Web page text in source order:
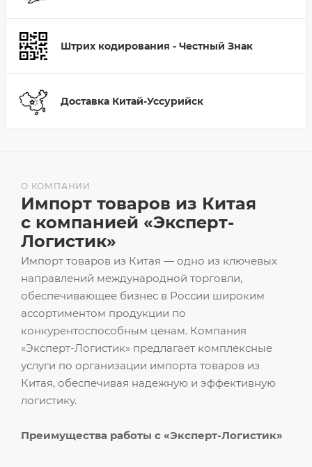
Штрих кодирования - Честный Знак
Доставка Китай-Уссурийск
Импорт товаров из Китая — одно из ключевых
направлений международной торговли,
обеспечивающее бизнес в России широким
ассортиментом продукции по
конкурентоспособным ценам. Компания
«Эксперт-Логистик» предлагает комплексные
услуги по организации импорта товаров из
Китая, обеспечивая надежную и эффективную
логистику.
Преимущества работы с «Эксперт-Логистик»
О КОМПАНИИ
Импорт товаров из Китая
с компанией «Эксперт-
Логистик»